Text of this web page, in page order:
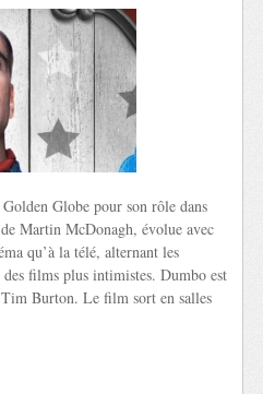
Globe pour son rôle dans
Martin McDonagh, évolue avec
qu’à la télé, alternant les
films plus intimistes. Dumbo est
Burton. Le film sort en salles